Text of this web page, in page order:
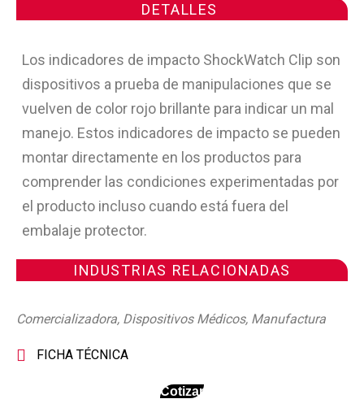
DETALLES
Los indicadores de impacto ShockWatch Clip son
dispositivos a prueba de manipulaciones que se
vuelven de color rojo brillante para indicar un mal
manejo. Estos indicadores de impacto se pueden
montar directamente en los productos para
comprender las condiciones experimentadas por
el producto incluso cuando está fuera del
embalaje protector.
INDUSTRIAS RELACIONADAS
Comercializadora, Dispositivos Médicos, Manufactura
FICHA TÉCNICA
Cotizar